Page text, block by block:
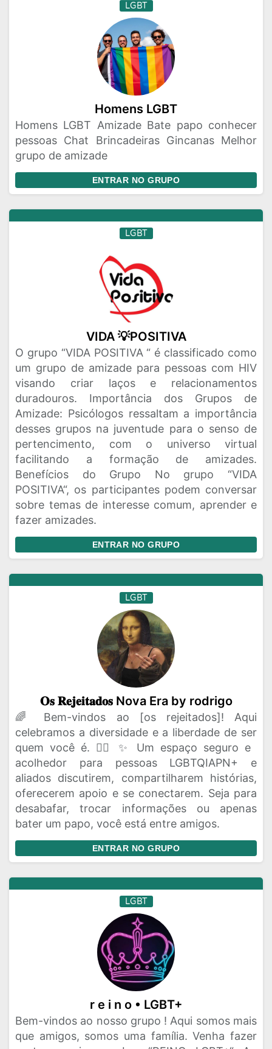
LGBT
Homens LGBT
Homens LGBT Amizade Bate papo conhecer
pessoas Chat Brincadeiras Gincanas Melhor
grupo de amizade
ENTRAR NO GRUPO
LGBT
VIDA 💡POSITIVA
O grupo “VIDA POSITIVA “ é classificado como
um grupo de amizade para pessoas com HIV
visando criar laços e relacionamentos
duradouros. Importância dos Grupos de
Amizade: Psicólogos ressaltam a importância
desses grupos na juventude para o senso de
pertencimento, com o universo virtual
facilitando a formação de amizades.
Benefícios do Grupo No grupo “VIDA
POSITIVA“, os participantes podem conversar
sobre temas de interesse comum, aprender e
fazer amizades.
ENTRAR NO GRUPO
LGBT
𝐎𝐬 𝐑𝐞𝐣𝐞𝐢𝐭𝐚𝐝𝐨𝐬 Nova Era by rodrigo
🌈 Bem-vindos ao [os rejeitados]! Aqui
celebramos a diversidade e a liberdade de ser
quem você é. 🏳️‍🌈 ✨ Um espaço seguro e
acolhedor para pessoas LGBTQIAPN+ e
aliados discutirem, compartilharem histórias,
oferecerem apoio e se conectarem. Seja para
desabafar, trocar informações ou apenas
bater um papo, você está entre amigos.
ENTRAR NO GRUPO
LGBT
r e i n o • LGBT+
Bem-vindos ao nosso grupo ! Aqui somos mais
que amigos, somos uma família. Venha fazer